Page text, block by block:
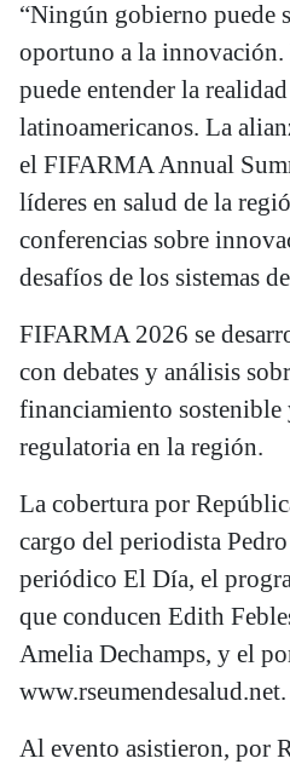
“Ningún gobierno puede
oportuno a la innovación.
puede entender la
latinoamericanos. La
el FIFARMA Annual
líderes en salud de la
conferencias sobre
desafíos de los sistemas
FIFARMA 2026 se
con debates y análisis
financiamiento sostenible
regulatoria en la región.
La cobertura por
cargo del periodista
periódico El Día, el
que conducen Edith
Amelia Dechamps, y el
www.rseumendesalud.net.
Al evento asistieron, por